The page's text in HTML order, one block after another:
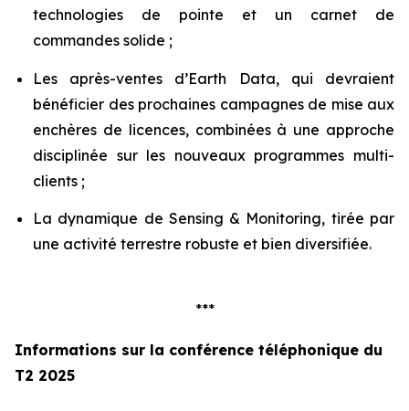
technologies de pointe et un carnet de
commandes solide ;
Les après-ventes d’Earth Data, qui devraient
bénéficier des prochaines campagnes de mise aux
enchères de licences, combinées à une approche
disciplinée sur les nouveaux programmes multi-
clients ;
La dynamique de Sensing & Monitoring, tirée par
une activité terrestre robuste et bien diversifiée.
***
Informations sur la conférence téléphonique du
T2 2025